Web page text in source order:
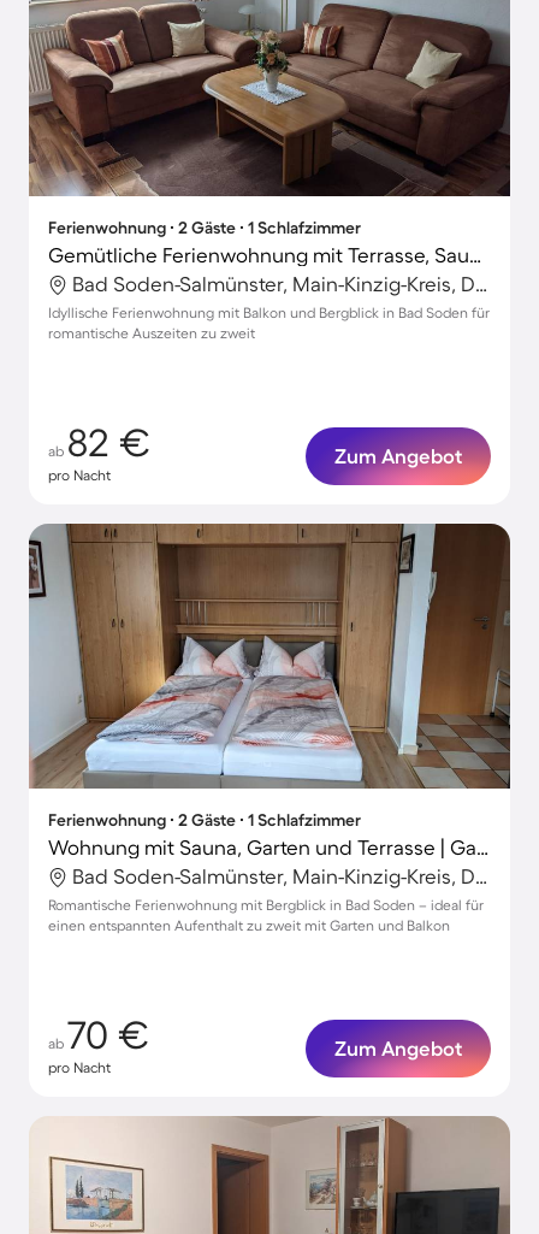
Ferienwohnung ∙ 2 Gäste ∙ 1 Schlafzimmer
Gemütliche Ferienwohnung mit Terrasse, Sauna und Garten | Gartenblick
Bad Soden-Salmünster, Main-Kinzig-Kreis, Deutschland
Idyllische Ferienwohnung mit Balkon und Bergblick in Bad Soden für
romantische Auszeiten zu zweit
ab 82 €
pro Nacht
Zum Angebot
Ferienwohnung ∙ 2 Gäste ∙ 1 Schlafzimmer
Wohnung mit Sauna, Garten und Terrasse | Gartenblick
Bad Soden-Salmünster, Main-Kinzig-Kreis, Deutschland
Romantische Ferienwohnung mit Bergblick in Bad Soden – ideal für
einen entspannten Aufenthalt zu zweit mit Garten und Balkon
ab 70 €
pro Nacht
Zum Angebot